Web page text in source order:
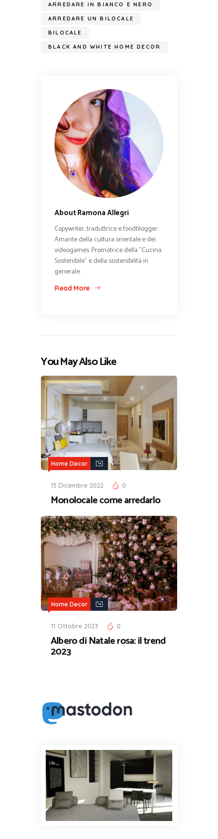
ARREDARE IN BIANCO E NERO
ARREDARE UN BILOCALE
BILOCALE
BLACK AND WHITE HOME DECOR
About Ramona Allegri
Copywriter, traduttrice e foodblogger.
Amante della cultura orientale e dei
videogames. Promotrice della "Cucina
Sostenibile" e della sostenibilità in
generale.
Read More
You May Also Like
Home Decor
13 Dicembre 2022 0
Monolocale come arredarlo
Home Decor
11 Ottobre 2023 0
Albero di Natale rosa: il trend
2023